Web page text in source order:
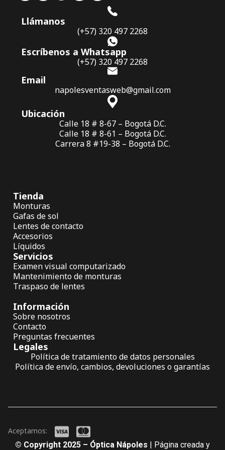
Llámanos
(+57) 320 497 2268
Escríbenos a Whatsapp
(+57) 320 497 2268
Email
napolesventasweb@gmail.com
Ubicación
Calle 18 # 8-67 – Bogotá D.C.
Calle 18 # 8-61 – Bogotá D.C.
Carrera 8 #19-38 – Bogotá D.C.
Tienda
Monturas
Gafas de sol
Lentes de contacto
Accesorios
Líquidos
Servicios
Examen visual computarizado
Mantenimiento de monturas
Traspaso de lentes
Información
Sobre nosotros
Contacto
Preguntas frecuentes
Legales
Política de tratamiento de datos personales
Política de envío, cambios, devoluciones o garantías
© Copyright 2025 – Óptica Nápoles | Página creada y
Aceptamos: